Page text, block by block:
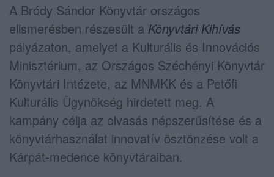
A Bródy Sándor Könyvtár országos
elismerésben részesült a Könyvtári Kihívás
pályázaton, amelyet a Kulturális és Innovációs
Minisztérium, az Országos Széchényi Könyvtár
Könyvtári Intézete, az MNMKK és a Petőfi
Kulturális Ügynökség hirdetett meg. A
kampány célja az olvasás népszerűsítése és a
könyvtárhasználat innovatív ösztönzése volt a
Kárpát-medence könyvtáraiban.